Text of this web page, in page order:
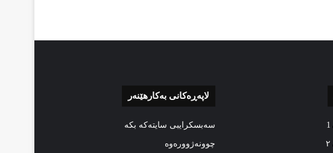
لاپەڕەکانی بەکارهێنەر
سەبسکرایبی سایتەکە بکە
چوونەژوورەوە